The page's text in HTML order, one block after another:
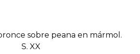
sobre peana en mármol.
S. XX